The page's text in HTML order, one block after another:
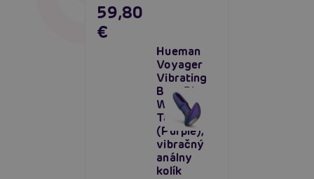
Hueman
Voyager
Vibrating
Butt Plug
With
Tapping
(Purple),
vibračný
análny
kolík
59,80
€